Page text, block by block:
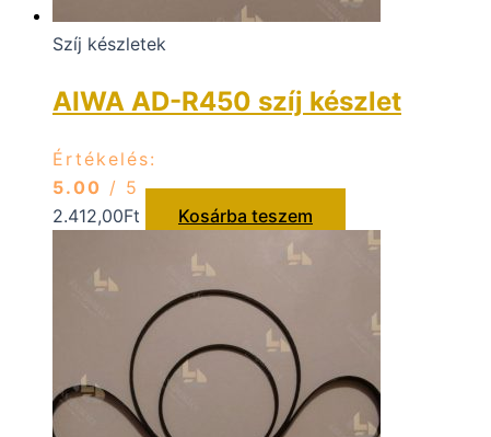
Szíj készletek
AIWA AD-R450 szíj készlet
Értékelés:
5.00 / 5
2.412,00Ft Kosárba teszem